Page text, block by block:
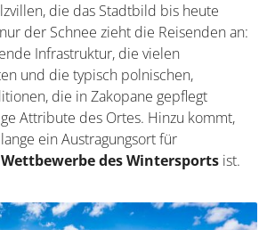
die das Stadtbild bis heute
der Schnee zieht die Reisenden an:
Infrastruktur, die vielen
und die typisch polnischen,
die in Zakopane gepflegt
Attribute des Ortes. Hinzu kommt,
ein Austragungsort für
des Wintersports ist.